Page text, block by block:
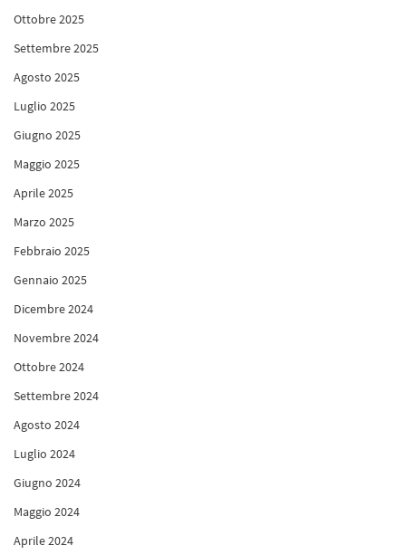
Ottobre 2025
Settembre 2025
Agosto 2025
Luglio 2025
Giugno 2025
Maggio 2025
Aprile 2025
Marzo 2025
Febbraio 2025
Gennaio 2025
Dicembre 2024
Novembre 2024
Ottobre 2024
Settembre 2024
Agosto 2024
Luglio 2024
Giugno 2024
Maggio 2024
Aprile 2024